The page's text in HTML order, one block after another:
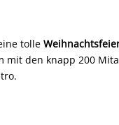
tolle
mit den knapp 200